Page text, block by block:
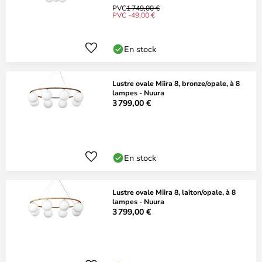
PVC1 749,00 €
PVC -49,00 €
En stock
Lustre ovale Miira 8, bronze/opale, à 8
lampes - Nuura
3 799,00 €
En stock
Lustre ovale Miira 8, laiton/opale, à 8
lampes - Nuura
3 799,00 €